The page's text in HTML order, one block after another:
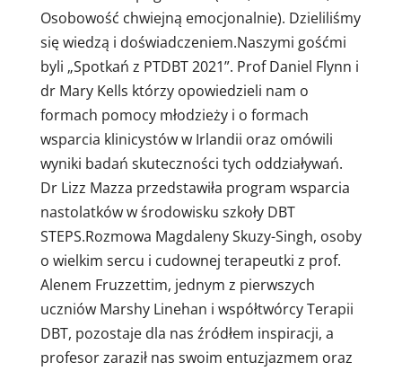
Osobowość chwiejną emocjonalnie). Dzieliliśmy
się wiedzą i doświadczeniem.Naszymi gośćmi
byli „Spotkań z PTDBT 2021”. Prof Daniel Flynn i
dr Mary Kells którzy opowiedzieli nam o
formach pomocy młodzieży i o formach
wsparcia klinicystów w Irlandii oraz omówili
wyniki badań skuteczności tych oddziaływań.
Dr Lizz Mazza przedstawiła program wsparcia
nastolatków w środowisku szkoły DBT
STEPS.Rozmowa Magdaleny Skuzy-Singh, osoby
o wielkim sercu i cudownej terapeutki z prof.
Alenem Fruzzettim, jednym z pierwszych
uczniów Marshy Linehan i współtwórcy Terapii
DBT, pozostaje dla nas źródłem inspiracji, a
profesor zaraził nas swoim entuzjazmem oraz